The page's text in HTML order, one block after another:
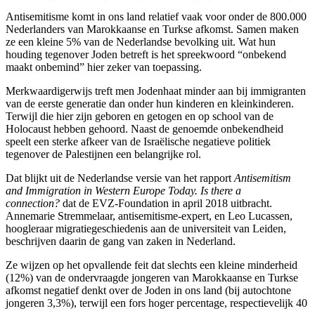
Antisemitisme komt in ons land relatief vaak voor onder de 800.000
Nederlanders van Marokkaanse en Turkse afkomst. Samen maken
ze een kleine 5% van de Nederlandse bevolking uit. Wat hun
houding tegenover Joden betreft is het spreekwoord “onbekend
maakt onbemind” hier zeker van toepassing.
Merkwaardigerwijs treft men Jodenhaat minder aan bij immigranten
van de eerste generatie dan onder hun kinderen en kleinkinderen.
Terwijl die hier zijn geboren en getogen en op school van de
Holocaust hebben gehoord. Naast de genoemde onbekendheid
speelt een sterke afkeer van de Israëlische negatieve politiek
tegenover de Palestijnen een belangrijke rol.
Dat blijkt uit de Nederlandse versie van het rapportAntisemitism
and Immigration in Western Europe Today. Is there a
connection? dat de EVZ-Foundation in april 2018 uitbracht.
Annemarie Stremmelaar, antisemitisme-expert, en Leo Lucassen,
hoogleraar migratiegeschiedenis aan de universiteit van Leiden,
beschrijven daarin de gang van zaken in Nederland.
Ze wijzen op het opvallende feit dat slechts een kleine minderheid
(12%) van de ondervraagde jongeren van Marokkaanse en Turkse
afkomst negatief denkt over de Joden in ons land (bij autochtone
jongeren 3,3%), terwijl een fors hoger percentage, respectievelijk 40